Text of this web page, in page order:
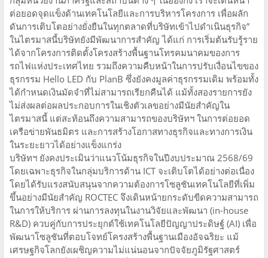
ต่อยอดจุดแข็งด้านเทคโนโลยีและการบริหารโครงการ เพื่อผลัก
ดันการเติบโตอย่างยั่งยืนในทุกตลาดที่บริษัทเข้าไปดำเนินธุรกิจ”
ในไตรมาสนี้บริษัทยังมีพัฒนาการสำคัญ ได้แก่ การเริ่มต้นรับรู้ราย
ได้จากโครงการติดตั้งโครงสร้างพื้นฐานโทรคมนาคมของการ
รถไฟแห่งประเทศไทย รวมถึงความคืบหน้าในการปรับเงื่อนไขของ
ธุรกรรม Hello LED กับ PlanB ซึ่งยังคงมูลค่าธุรกรรมเดิม พร้อมทั้ง
ได้กำหนดเงินมัดจำที่ไม่สามารถเรียกคืนได้ แม้ทั้งสองรายการยัง
ไม่ส่งผลต่อผลประกอบการในเชิงตัวเลขอย่างมีนัยสำคัญใน
ไตรมาสนี้ แต่สะท้อนถึงความสามารถของบริษัทฯ ในการต่อยอด
เครือข่ายพันธมิตร และการสร้างโอกาสทางธุรกิจและทางการเงิน
ในระยะยาวได้อย่างแข็งแกร่ง
บริษัทฯ ยังคงประเมินว่าแนวโน้มธุรกิจในปีงบประมาณ 2568/69
โดยเฉพาะธุรกิจในกลุ่มบริการด้าน ICT จะเติบโตได้อย่างต่อเนื่อง
โดยได้รับแรงสนับสนุนจากความต้องการโซลูชันเทคโนโลยีที่เพิ่ม
ขึ้นอย่างมีนัยสำคัญ ROCTEC จึงเดินหน้ายกระดับขีดความสามารถ
ในการให้บริการ ผ่านการลงทุนในงานวิจัยและพัฒนา (in-house
R&D) ควบคู่กับการประยุกต์ใช้เทคโนโลยีปัญญาประดิษฐ์ (AI) เพื่อ
พัฒนาโซลูชันที่ตอบโจทย์โครงสร้างพื้นฐานเมืองอัจฉริยะ แม้
เศรษฐกิจโลกยังเผชิญความไม่แน่นอนจากปัจจัยภูมิรัฐศาสตร์